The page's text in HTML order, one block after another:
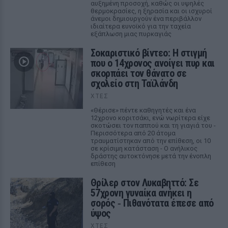
αυξημένη προσοχή, καθώς οι υψηλές
θερμοκρασίες, η ξηρασία και οι ισχυροί
άνεμοι δημιουργούν ένα περιβάλλον
ιδιαίτερα ευνοϊκό για την ταχεία
εξάπλωση μιας πυρκαγιάς
Σοκαριστικό βίντεο: Η στιγμή
που ο 14χρονος ανοίγει πυρ και
σκορπάει τον θάνατο σε
σχολείο στη Ταϊλάνδη
ΧΤΕΣ
«Θέρισε» πέντε καθηγητές και ένα
12χρονο κοριτσάκι, ενώ νωρίτερα είχε
σκοτώσει τον παππού και τη γιαγιά του -
Περισσότερα από 20 άτομα
τραυματίστηκαν από την επίθεση, οι 10
σε κρίσιμη κατάσταση - Ο ανήλικος
δράστης αυτοκτόνησε μετά την ένοπλη
επίθεση
Θρίλερ στον Λυκαβηττό: Σε
57χρονη γυναίκα ανήκει η
σορός ‑ Πιθανότατα έπεσε από
ύψος
ΧΤΕΣ